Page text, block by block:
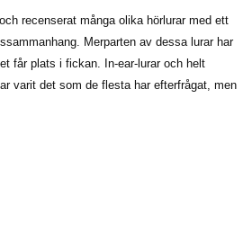
recenserat många olika hörlurar med ett
Merparten av dessa lurar har
får plats i fickan. In-ear-lurar och helt
varit det som de flesta har efterfrågat, men